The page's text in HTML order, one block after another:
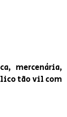
mercenária,
tão vil com